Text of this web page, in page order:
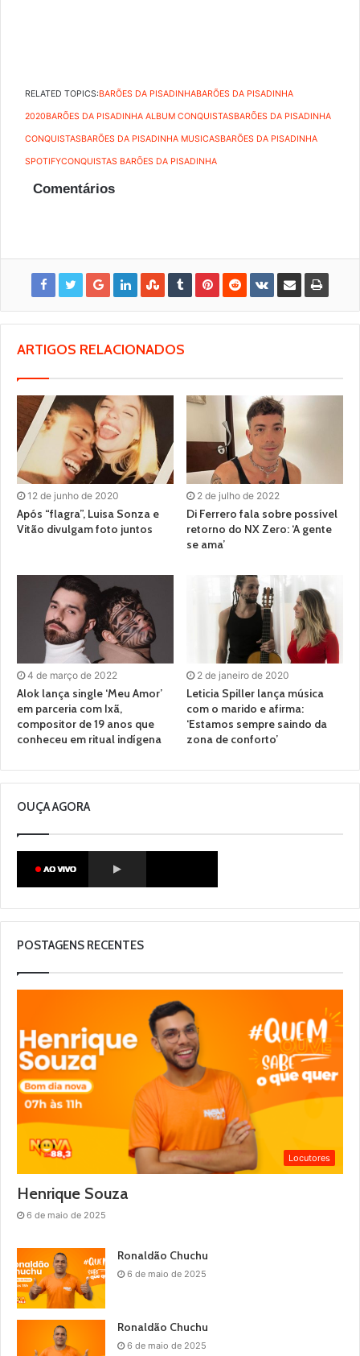
RELATED TOPICS:BARÕES DA PISADINHABARÕES DA PISADINHA
2020BARÕES DA PISADINHA ALBUM CONQUISTASBARÕES DA PISADINHA
CONQUISTASBARÕES DA PISADINHA MUSICASBARÕES DA PISADINHA
SPOTIFYCONQUISTAS BARÕES DA PISADINHA
Comentários
ARTIGOS RELACIONADOS
12 de junho de 2020
Após “flagra”, Luisa Sonza e
Vitão divulgam foto juntos
2 de julho de 2022
Di Ferrero fala sobre possível
retorno do NX Zero: ‘A gente
se ama’
4 de março de 2022
Alok lança single ‘Meu Amor’
em parceria com Ixã,
compositor de 19 anos que
conheceu em ritual indígena
2 de janeiro de 2020
Leticia Spiller lança música
com o marido e afirma:
‘Estamos sempre saindo da
zona de conforto’
OUÇA AGORA
POSTAGENS RECENTES
Locutores
Henrique Souza
6 de maio de 2025
Ronaldão Chuchu
6 de maio de 2025
Ronaldão Chuchu
6 de maio de 2025